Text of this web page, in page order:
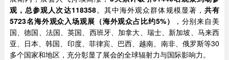
观，总参观人次达118358。其中海外观众群体规模显著， 共有
5723名海外观众 入场观展（海外观众占比约5%）
，分别来自美
国、德国、法国、英国、西班牙、加拿大、瑞士、新加坡、马来西
亚、日本、韩国、印度、菲律宾、巴西、越南、南非、俄罗斯等30
多个国家和地区，充分彰显了展会的全球辐射力与国际影响力。